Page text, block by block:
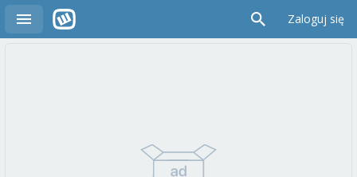
Zaloguj się